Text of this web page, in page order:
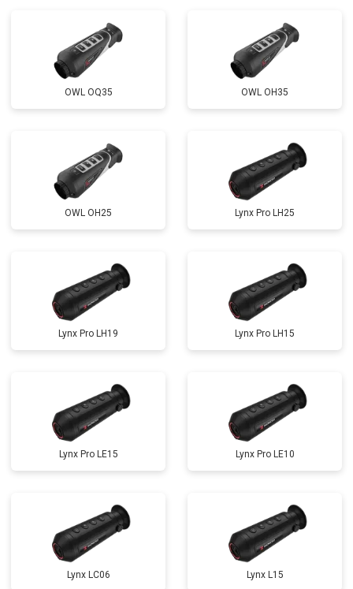
OWL OQ35 OWL OH35
OWL OH25 Lynx Pro LH25
Lynx Pro LH19 Lynx Pro LH15
Lynx Pro LE15 Lynx Pro LE10
Lynx LC06 Lynx L15